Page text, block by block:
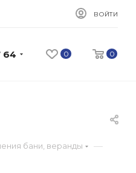
ВОЙТИ
0 0
64
бани, веранды —